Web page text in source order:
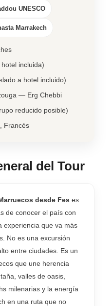
UNESCO
Marrakech
incluida)
a hotel incluido)
— Erg Chebbi
reducido posible)
Francés
del Tour
desde Fes es
de conocer el país con
experiencia que va más
No es una excursión
entre ciudades. Es un
que une herencia
valles de oasis,
milenarias y la energía
en una ruta que no